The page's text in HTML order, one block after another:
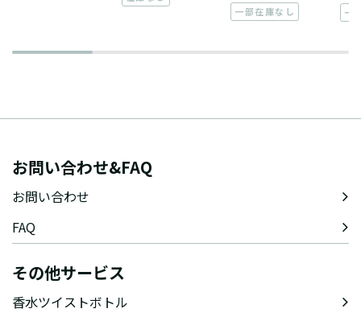
一部在庫なし 一
お問い合わせ&FAQ
お問い合わせ
FAQ
その他サービス
香水ツイストボトル